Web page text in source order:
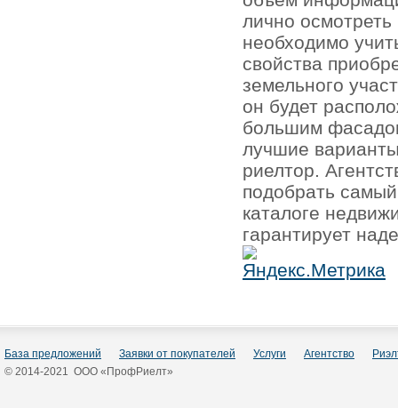
лично
необходимо
свойства
земельного
он будет
большим
лучшие
риелтор.
подобрать
каталоге
гарантирует
База предложений Заявки от покупателей Услуги Агентство
© 2014-2021 ООО «ПрофРиелт»